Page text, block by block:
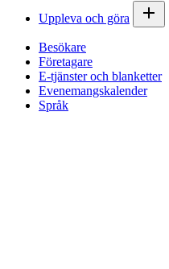
Uppleva och göra
Besökare
Företagare
E-tjänster och blanketter
Evenemangskalender
Språk